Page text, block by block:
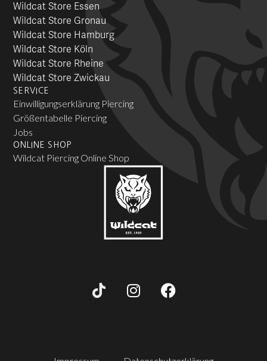
Wildcat Store Essen
Wildcat Store Gronau
Wildcat Store Hamburg
Wildcat Store Köln
Wildcat Store Rheine
Wildcat Store Zwickau
SERVICE
Einwilligungserklärung Piercing
Größentabelle Piercing
Jobs
ONLINE SHOP
Wildcat Piercing Online Shop